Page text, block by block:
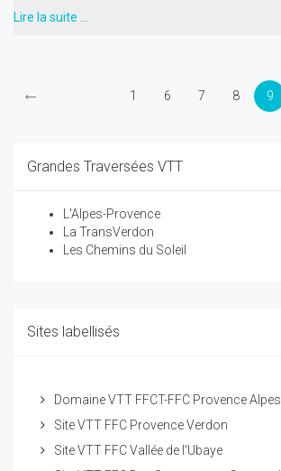
Lire la suite …
← 1 6 7 8 9
Grandes Traversées VTT
L'Alpes-Provence
La TransVerdon
Les Chemins du Soleil
Sites labellisés
Domaine VTT FFCT-FFC Provence Alpes
Site VTT FFC Provence Verdon
Site VTT FFC Vallée de l'Ubaye